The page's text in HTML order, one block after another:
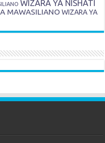
WIZARA YA NISHATI
MAWASILIANO WIZARA YA